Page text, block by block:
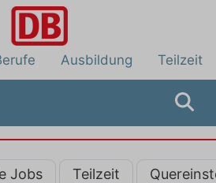
Ausbildung Teilzeit
Jobs Teilzeit